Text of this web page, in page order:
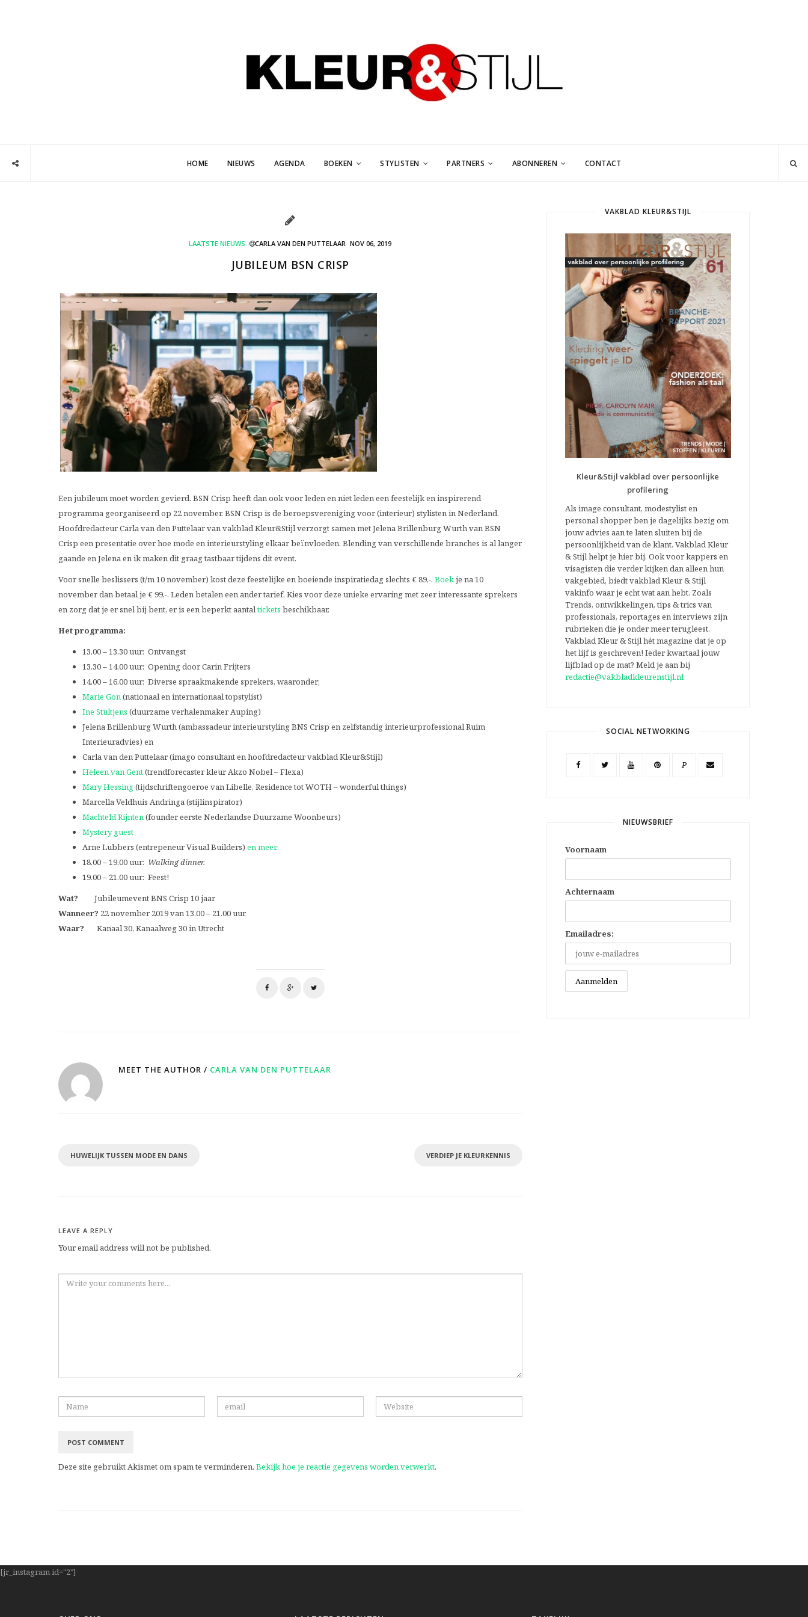
HOME NIEUWS AGENDA BOEKEN STYLISTEN PARTNERS ABONNEREN CONTACT
LAATSTE NIEUWS CARLA VAN DEN PUTTELAAR NOV 06, 2019
JUBILEUM BSN CRISP
Een jubileum moet worden gevierd. BSN Crisp heeft dan ook voor leden en niet leden een feestelijk en inspirerend
programma georganiseerd op 22 november. BSN Crisp is de beroepsvereniging voor (interieur) stylisten in Nederland.
Hoofdredacteur Carla van den Puttelaar van vakblad Kleur&Stijl verzorgt samen met Jelena Brillenburg Wurth van BSN
Crisp een presentatie over hoe mode en interieurstyling elkaar beïnvloeden. Blending van verschillende branches is al langer
gaande en Jelena en ik maken dit graag tastbaar tijdens dit event.
Voor snelle beslissers (t/m 10 november) kost deze feestelijke en boeiende inspiratiedag slechts € 89,-. Boekje na 10
november dan betaal je € 99,-. Leden betalen een ander tarief. Kies voor deze unieke ervaring met zeer interessante sprekers
en zorg dat je er snel bij bent, er is een beperkt aantaltickets beschikbaar.
Het programma:
13.00 – 13.30 uur: Ontvangst
13.30 – 14.00 uur: Opening door Carin Frijters
14.00 – 16.00 uur: Diverse spraakmakende sprekers, waaronder;
Marie Gon (nationaal en internationaal topstylist)
Ine Stultjens (duurzame verhalenmaker Auping)
Jelena Brillenburg Wurth (ambassadeur interieurstyling BNS Crisp en zelfstandig interieurprofessional Ruim
Interieuradvies) en
Carla van den Puttelaar (imago consultant en hoofdredacteur vakblad Kleur&Stijl)
Heleen van Gent(trendforecaster kleur Akzo Nobel – Flexa)
Mary Hessing(tijdschriftengoeroe van Libelle, Residence tot WOTH – wonderful things)
Marcella Veldhuis Andringa (stijlinspirator)
Machteld Rijnten (founder eerste Nederlandse Duurzame Woonbeurs)
Mystery guest
Arne Lubbers (entrepeneur Visual Builders) en meer.
18.00 – 19.00 uur: Walking dinner.
19.00 – 21.00 uur: Feest!
Wat?
Jubileumevent BNS Crisp 10 jaar
Wanneer? 22 november 2019 van 13.00 – 21.00 uur
Waar? Kanaal 30, Kanaalweg 30 in Utrecht
MEET THE AUTHOR / CARLA VAN DEN PUTTELAAR
HUWELIJK TUSSEN MODE EN DANS VERDIEP JE KLEURKENNIS
LEAVE A REPLY
Your email address will not be published.
Deze site gebruikt Akismet om spam te verminderen. Bekijk hoe je reactie gegevens worden verwerkt.
VAKBLAD KLEUR&STIJL
Kleur&Stijl vakblad over persoonlijke
profilering
Als image consultant, modestylist en
personal shopper ben je dagelijks bezig om
jouw advies aan te laten sluiten bij de
persoonlijkheid van de klant. Vakblad Kleur
& Stijl helpt je hier bij. Ook voor kappers en
visagisten die verder kijken dan alleen hun
vakgebied, biedt vakblad Kleur & Stijl
vakinfo waar je echt wat aan hebt. Zoals
Trends, ontwikkelingen, tips & trics van
professionals, reportages en interviews zijn
rubrieken die je onder meer terugleest.
Vakblad Kleur & Stijl hét magazine dat je op
het lijf is geschreven! Ieder kwartaal jouw
lijfblad op de mat? Meld je aan bij
redactie@vakbladkleurenstijl.nl
SOCIAL NETWORKING
P
NIEUWSBRIEF
Voornaam
Achternaam
Emailadres:
[jr_instagram id="2"]